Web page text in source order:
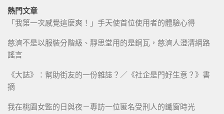
熱門文章
「我第一次感覺這麼爽！」手天使首位使用者的體驗心得
慈濟不是以服裝分階級、靜思堂用的是銅瓦，慈濟人澄清網路
謠言
《大誌》：幫助街友的一份雜誌？／《社企是門好生意？》書
摘
我在桃園女監的日與夜－專訪一位匿名受刑人的鐵窗時光